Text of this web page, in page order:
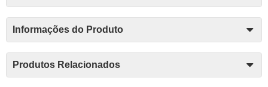
Informações do Produto
Produtos Relacionados